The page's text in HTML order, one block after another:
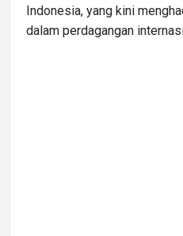
Indonesia, yang kini
dalam perdagangan